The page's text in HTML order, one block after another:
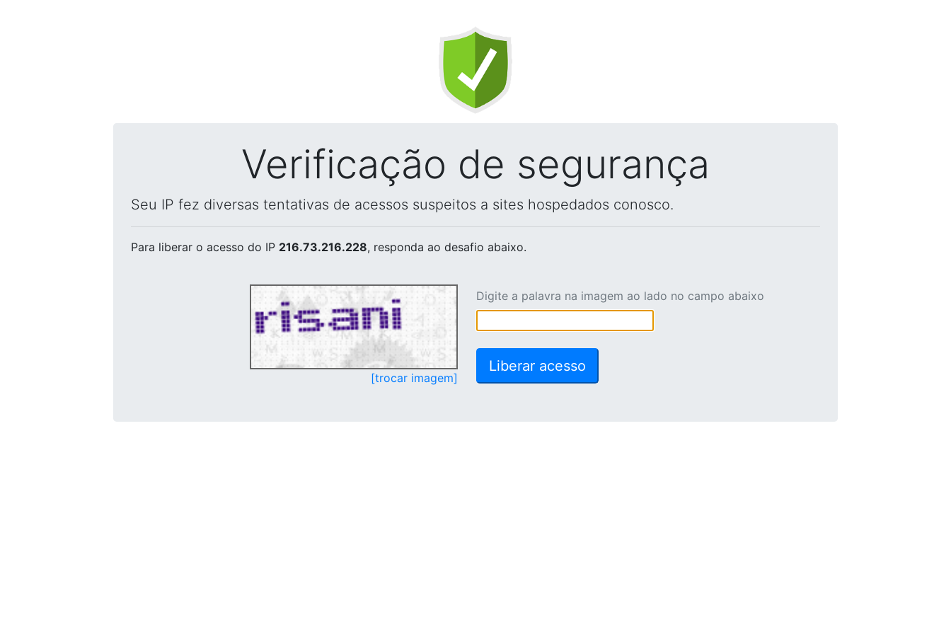
Verificação de segurança
Seu IP fez diversas tentativas de acessos suspeitos a sites hospedados conosco.
Para liberar o acesso do IP 216.73.216.228, responda ao desafio abaixo.
[trocar imagem]
Digite a palavra na imagem ao lado no campo abaixo